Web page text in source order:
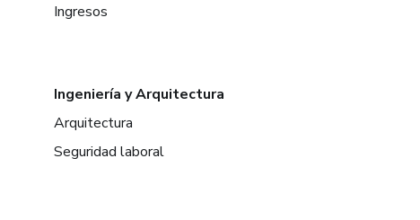
Ingresos
Ingeniería y Arquitectura
Arquitectura
Seguridad laboral